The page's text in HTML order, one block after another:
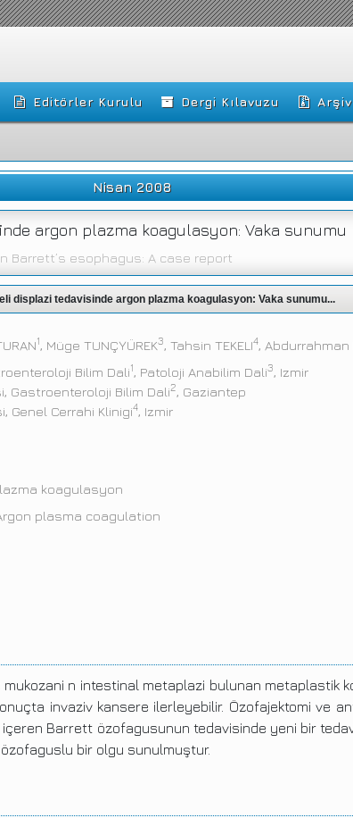
Editörler Kurulu Dergi Kılavuzu Arşiv
Nisan 2008
argon plazma koagulasyon: Vaka sunumu
esophagus: A case report
displazi tedavisinde argon plazma koagulasyon: Vaka sunumu...
1, Müge TUNÇYÜREK3, Tahsin TEKELI4, Abdurrahman
Bilim Dali1, Patoloji Anabilim Dali3, Izmir
Gastroenteroloji Bilim Dali2, Gaziantep
Genel Cerrahi Klinigi4, Izmir
koagulasyon
plasma coagulation
n intestinal metaplazi bulunan metaplastik
invaziv kansere ilerleyebilir. Özofajektomi ve
Barrett özofagusunun tedavisinde yeni bir
bir olgu sunulmuştur.